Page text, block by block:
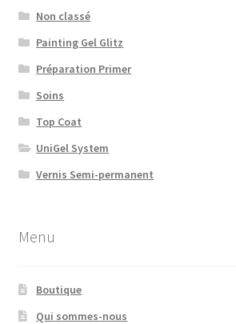
Non classé
Painting Gel Glitz
Préparation Primer
Soins
Top Coat
UniGel System
Vernis Semi-permanent
Menu
Boutique
Qui sommes-nous